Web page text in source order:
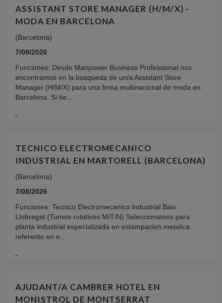
ASSISTANT STORE MANAGER (H/M/X) -
MODA EN BARCELONA
(Barcelona)
7/08/2026
Funciones: Desde Manpower Business Professional nos
encontramos en la busqueda de un/a Assistant Store
Manager (H/M/X) para una firma multinacional de moda en
Barcelona. Si tie...
TECNICO ELECTROMECANICO
INDUSTRIAL EN MARTORELL (BARCELONA)
(Barcelona)
7/08/2026
Funciones: Tecnico Electromecanico Industrial Baix
Llobregat (Turnos rotativos M/T/N) Seleccionamos para
planta industrial especializada en estampacion metalica
referente en e...
AJUDANT/A CAMBRER HOTEL EN
MONISTROL DE MONTSERRAT